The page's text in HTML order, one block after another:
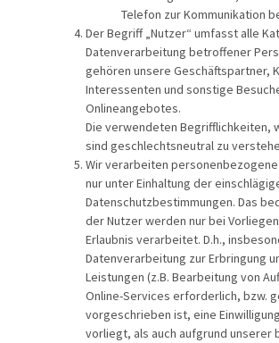
Telefon zur Kommunikation
Der Begriff „Nutzer“ umfasst alle
Datenverarbeitung betroffener
gehören unsere Geschäftspartner,
Interessenten und sonstige
Onlineangebotes.
Die verwendeten Begrifflichkeiten,
sind geschlechtsneutral zu
Wir verarbeiten
nur unter Einhaltung der
Datenschutzbestimmungen. Das
der Nutzer werden nur bei
Erlaubnis verarbeitet. D.h.,
Datenverarbeitung zur Erbringung
Leistungen (z.B. Bearbeitung von
Online-Services erforderlich, bzw.
vorgeschrieben ist, eine
vorliegt, als auch aufgrund unserer